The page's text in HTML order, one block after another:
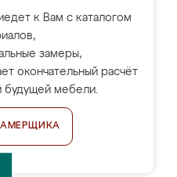
к Вам с каталогом
замеры,
окончательный расчёт
будущей мебели.